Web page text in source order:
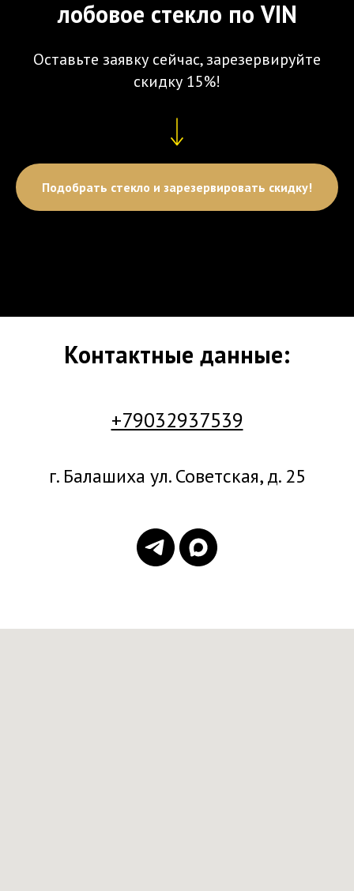
лобовое стекло по VIN
Оставьте заявку сейчас, зарезервируйте
скидку 15%!
Подобрать стекло и зарезервировать скидку!
Контактные данные:
+79032937539
г. Балашиха ул. Советская, д. 25